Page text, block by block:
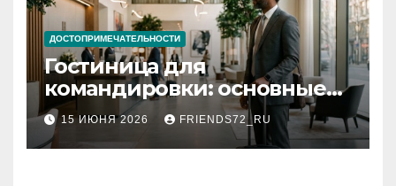
ДОСТОПРИМЕЧАТЕЛЬНОСТИ
Гостиница для
командировки: основные
критерии выбора
15 ИЮНЯ 2026 FRIENDS72_RU